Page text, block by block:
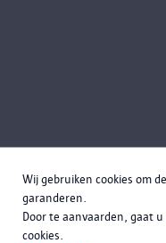
Wij gebruiken cookies om
garanderen.
Door te aanvaarden, gaat
cookies.